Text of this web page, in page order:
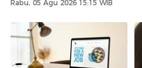
Rabu, 05 Agu 2026 15:15 WIB